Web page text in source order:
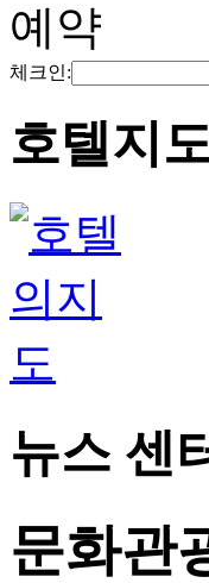
예약
체크인:
호텔지
뉴스 센
문화관